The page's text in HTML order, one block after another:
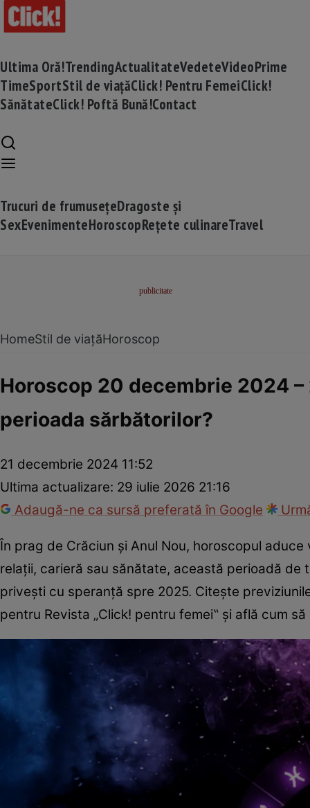
Ultima Oră!TrendingActualitateVedeteVideoPrime
TimeSportStil de viațăClick! Pentru FemeiClick!
SănătateClick! Poftă Bună!Contact
Trucuri de frumusețeDragoste și
SexEvenimenteHoroscopRețete culinareTravel
HomeStil de viațăHoroscop
Horoscop 20 decembrie 2024
perioada sărbătorilor?
21 decembrie 2024 11:52
Ultima actualizare: 29 iulie 2026 21:16
Adaugă-ne ca sursă preferată în Google
În prag de Crăciun și Anul Nou, horoscopul
relații, carieră sau sănătate, această perioadă
privești cu speranță spre 2025. Citește
pentru Revista „Click! pentru femei‟ și află cum